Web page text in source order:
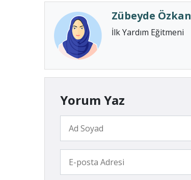
Zübeyde Özkan
İlk Yardım Eğitmeni
Yorum Yaz